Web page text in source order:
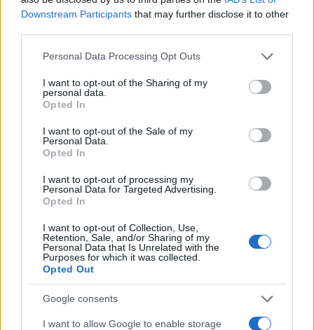
Downstream Participants that may further disclose it to other
Please note that this website/app uses one or more Google
not limited to your visit or usage behaviour. You may click to
grant or deny consent to Google and its third-party tags to
use your data for below specified purposes in below Google
consent section.
Personal Data Processing Opt Outs
I want to opt-out of the Sharing of my
personal data.
Opted In
I want to opt-out of the Sale of my
Personal Data.
Opted In
I want to opt-out of processing my
Personal Data for Targeted Advertising.
Opted In
I want to opt-out of Collection, Use,
Retention, Sale, and/or Sharing of my
Personal Data that Is Unrelated with the
Purposes for which it was collected.
Opted Out
Google consents
I want to allow Google to enable storage
A szerző Green szerint viszont Blinken nem
említi meg azt, mikor Biden ellenséges volt:
amikor 1982-ben azzal fenyegette Menachem
Begint, hogy elvágják az amerikai
támogatást.
Begin akkor így felelt: „Büszke
zsidó vagyok. Háromezer éves
kultúra áll mögöttem. Nem tud
fenyegetéssel megijeszteni”.
Biden továbbá sokáig nem hívta fel
Netanjahut. Ezt nem egy óvatos fenyegetés:
ez annak a jele, mi következik.